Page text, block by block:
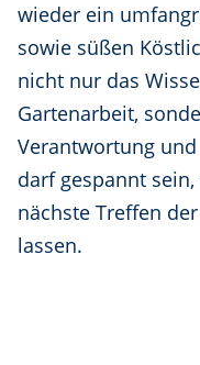
wieder ein
sowie süßen
nicht nur das
Gartenarbeit,
Verantwortung
darf gespannt
nächste Treffen
lassen.